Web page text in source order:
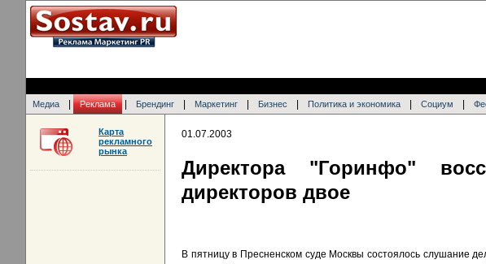
Медиа Реклама Брендинг Маркетинг Бизнес Политика и экономика Социум
01.07.2003
Директора "Горинфо"
директоров двое
В пятницу в Пресненском суде Москвы состоялось слушание
Карта
рекламного
рынка